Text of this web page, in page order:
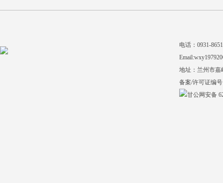
电话：0931-
地址：兰州市嘉
备案/许可证编
甘公网安备